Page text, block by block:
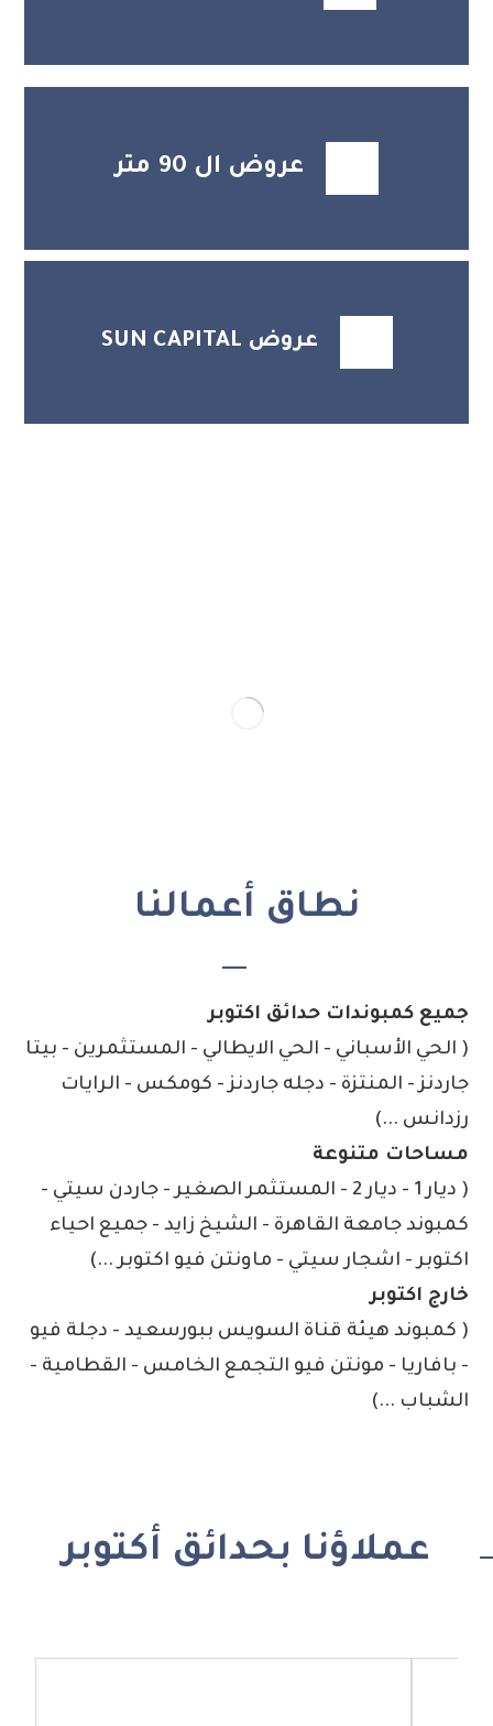
عروض ال 90 متر
عروض SUN CAPITAL
نطاق أعمالنا
جميع كمبوندات حدائق اكتوبر
( الحي الأسباني - الحي الايطالي - المستثمرين - بيتا
جاردنز - المنتزة - دجله جاردنز - كومكس - الرايات
رزدانس ...)
مساحات متنوعة
( ديار 1 - ديار 2 - المستثمر الصغير - جاردن سيتي -
كمبوند جامعة القاهرة - الشيخ زايد - جميع احياء
اكتوبر - اشجار سيتي - ماونتن فيو اكتوبر ...)
خارج اكتوبر
( كمبوند هيئة قناة السويس ببورسعيد - دجلة فيو
- بافاريا - مونتن فيو التجمع الخامس - القطامية -
الشباب ...)
عملاؤنا بحدائق أكتوبر